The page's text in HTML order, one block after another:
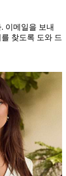
이메일을 보내
찾도록 도와 드